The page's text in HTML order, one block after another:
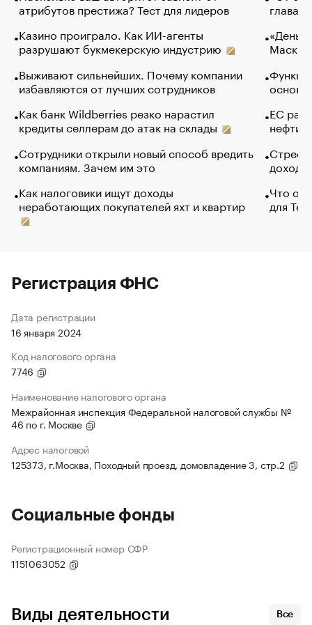
атрибутов престижа? Тест для лидеров
Казино проиграло. Как ИИ-агенты
разрушают букмекерскую индустрию
Выживают сильнейших. Почему компании
избавляются от лучших сотрудников
Как банк Wildberries резко нарастил
кредиты селлерам до атак на склады
Сотрудники открыли новый способ вредить
компаниям. Зачем им это
Как налоговики ищут доходы
неработающих покупателей яхт и квартир
глава
Маск в
основ
ЕС
нефти
Что
для
Регистрация ФНС
Дата регистрации
16 января 2024
Код налогового органа
7746
Наименование налогового органа
Межрайонная инспекция Федеральной налоговой службы №
46 по г. Москве
Адрес налоговой
125373, г.Москва, Походный проезд, домовладение 3, стр.2
Социальные фонды
Регистрационный номер СФР
1151063052
Виды деятельности Все